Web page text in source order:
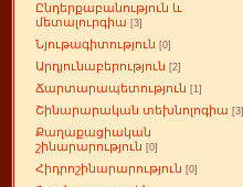
Ընդերքաբանություն և
մետալուրգիա [3]
Նյութագիտություն [0]
Արդյունաբերություն [2]
Ճարտարապետություն [1]
Շինարարական տեխնոլոգիա [3]
Քաղաքացիական
շինարարություն [0]
Հիդրոշինարարություն [0]